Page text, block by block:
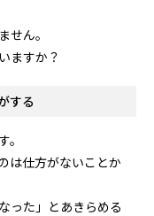
せん。
ますか？
する
は仕方がないことか
った」とあきらめる